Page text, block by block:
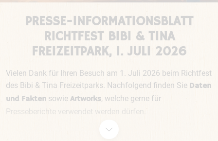
PRESSE-INFORMATIONSBLATT
RICHTFEST BIBI & TINA
FREIZEITPARK, 1. JULI 2026
Vielen Dank für Ihren Besuch am 1. Juli 2026 beim Richtfest
des Bibi & Tina Freizeitparks. Nachfolgend finden Sie Daten
und Fakten sowie Artworks, welche gerne für
Presseberichte verwendet werden dürfen.